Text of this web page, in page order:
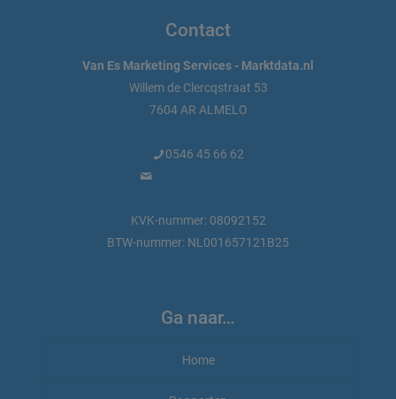
Contact
Van Es Marketing Services - Marktdata.nl
Willem de Clercqstraat 53
7604 AR ALMELO
0546 45 66 62
KVK-nummer: 08092152
BTW-nummer: NL001657121B25
Ga naar…
Home